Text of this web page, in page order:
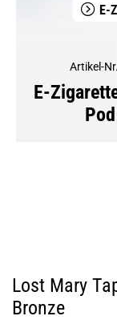
E-
Artikel-
E-
Lost Mary
Bronze